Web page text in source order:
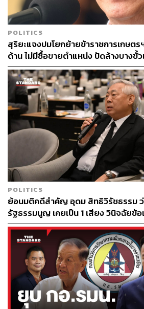
POLITICS
สุริยะแจงปมโยกย้ายข้าราชการเกษต
ด้าน ไม่มีซื้อขายตำแหน่ง ปัดล้างบางขั้ว
POLITICS
ย้อนมติคดีสำคัญ อุดม สิทธิวิรัชธรรม ว่
รัฐธรรมนูญ เคยเป็น 1 เสียง วินิจฉัยข้
สถาบันฯ ไม่เข้าข่ายล้มล้าง